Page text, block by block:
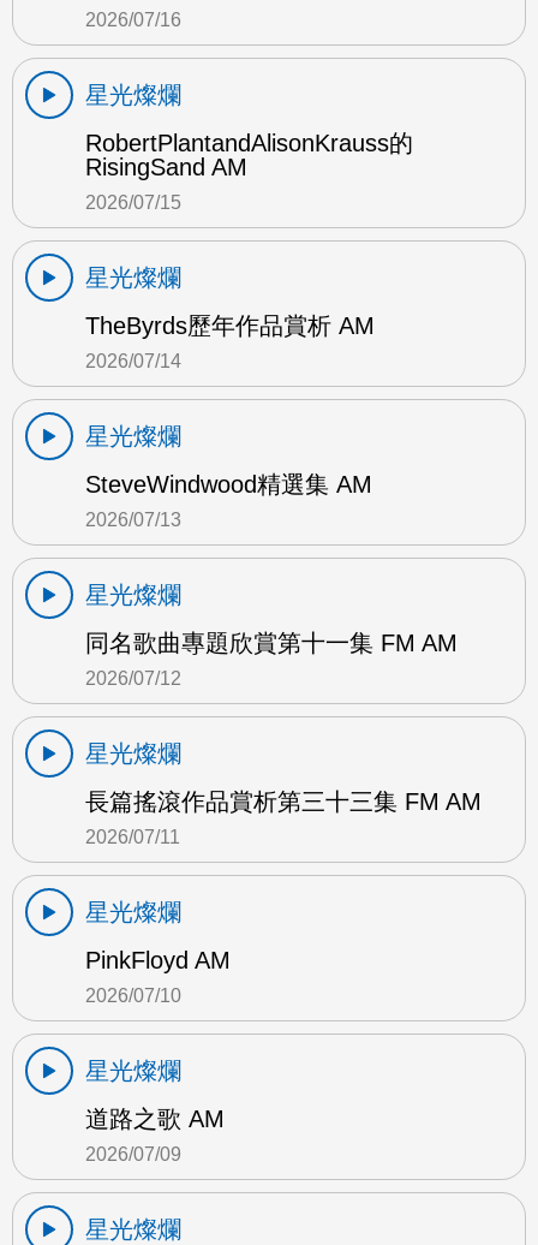
2026/07/16
星光燦爛
RobertPlantandAlisonKrauss的
RisingSand AM
2026/07/15
星光燦爛
TheByrds歷年作品賞析 AM
2026/07/14
星光燦爛
SteveWindwood精選集 AM
2026/07/13
星光燦爛
同名歌曲專題欣賞第十一集 FM AM
2026/07/12
星光燦爛
長篇搖滾作品賞析第三十三集 FM AM
2026/07/11
星光燦爛
PinkFloyd AM
2026/07/10
星光燦爛
道路之歌 AM
2026/07/09
星光燦爛